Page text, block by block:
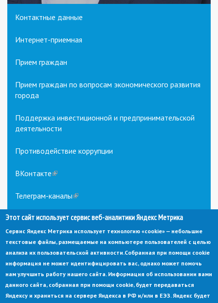
Контактные данные
Интернет-приемная
Прием граждан
Прием граждан по вопросам экономического развития
города
Поддержка инвестиционной и предпринимательской
деятельности
Противодействие коррупции
ВКонтакте(link
external)
Телеграм-каналы(link
external)
© Администрация города Заречный
Электронная почта:
adm@zarechny.zato.ru
Этот сайт использует сервис веб-аналитики Яндекс Метрика
Сервис Яндекс Метрика использует технологию «cookie» — небольшие
текстовые файлы, размещаемые на компьютере пользователей с целью
анализа их пользовательской активности.Собранная при помощи cookie
информация не может идентифицировать вас, однако может помочь
нам улучшить работу нашего сайта. Информация об использовании вами
данного сайта, собранная при помощи cookie, будет передаваться
Яндексу и храниться на сервере Яндекса в РФ и/или в ЕЭЗ. Яндекс будет